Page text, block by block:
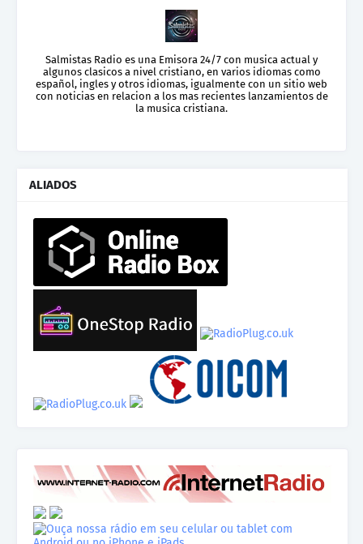
Salmistas Radio es una Emisora 24/7 con musica actual y
algunos clasicos a nivel cristiano, en varios idiomas como
español, ingles y otros idiomas, igualmente con un sitio web
con noticias en relacion a los mas recientes lanzamientos de
la musica cristiana.
ALIADOS